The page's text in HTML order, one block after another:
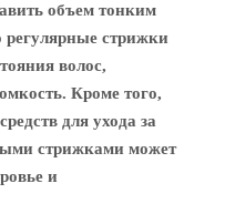
объем тонким
регулярные стрижки
волос,
Кроме того,
для ухода за
стрижками может
и